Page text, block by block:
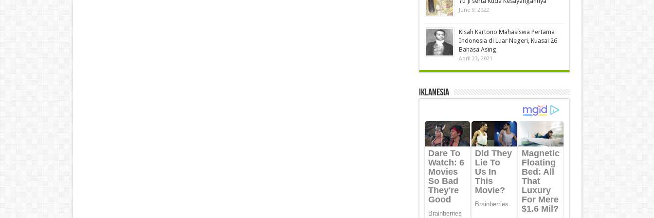
June 9, 2022
Kisah Kartono Mahasiswa Pertama
Indonesia di Luar Negeri, Kuasai 26
Bahasa Asing
April 23, 2021
IKLANESIA